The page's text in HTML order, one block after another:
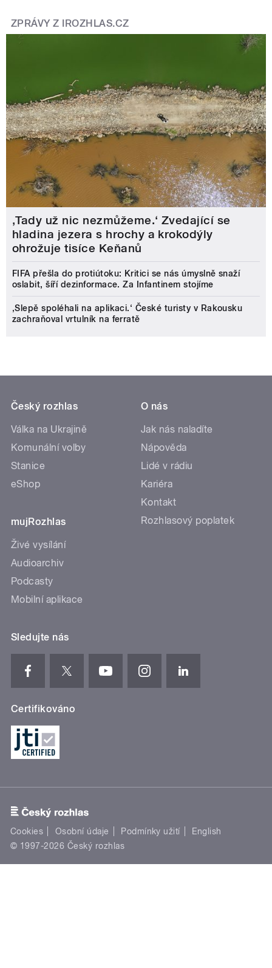
ZPRÁVY Z IROZHLAS.CZ
‚Tady už nic nezmůžeme.‘ Zvedající se
hladina jezera s hrochy a krokodýly
ohrožuje tisíce Keňanů
FIFA přešla do protiútoku: Kritici se nás úmyslně snaží
oslabit, šíří dezinformace. Za Infantinem stojíme
‚Slepě spoléhali na aplikaci.‘ České turisty v Rakousku
zachraňoval vrtulník na ferratě
Český rozhlas
Válka na Ukrajině
Komunální volby
Stanice
eShop
mujRozhlas
Živé vysílání
Audioarchiv
Podcasty
Mobilní aplikace
O nás
Jak nás naladíte
Nápověda
Lidé v rádiu
Kariéra
Kontakt
Rozhlasový poplatek
Sledujte nás
Certifikováno
Cookies Osobní údaje Podmínky užití
English
© 1997-2026 Český rozhlas